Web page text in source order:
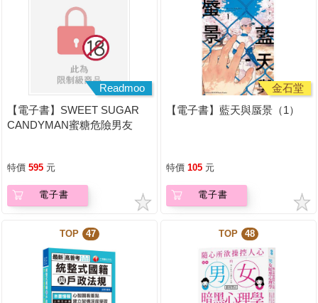
Readmoo
【電子書】SWEET SUGAR
CANDYMAN蜜糖危險男友
特價 595 元
電子書
金石堂
【電子書】藍天與蜃景（1）
特價 105 元
電子書
TOP 47 TOP 48